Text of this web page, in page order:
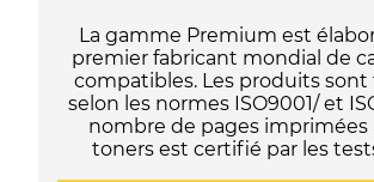
La gamme Premium est
premier fabricant mondial de
compatibles. Les produits sont
selon les normes ISO9001/ et
nombre de pages imprimées
toners est certifié par les